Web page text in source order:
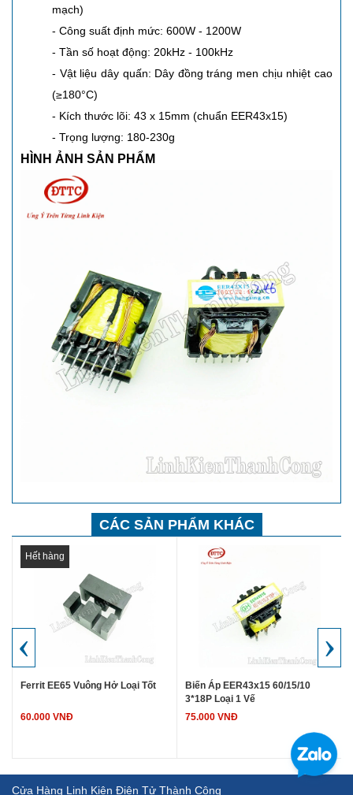
mạch)
- Công suất định mức: 600W - 1200W
- Tần số hoạt động: 20kHz - 100kHz
- Vật liệu dây quấn: Dây đồng tráng men chịu nhiệt cao
(≥180°C)
- Kích thước lõi: 43 x 15mm (chuẩn EER43x15)
- Trọng lượng: 180-230g
HÌNH ẢNH SẢN PHẨM
CÁC SẢN PHẨM KHÁC
Hết hàng
Ferrit EE65 Vuông Hở Loại Tốt
60.000 VNĐ
Biến Áp EER43x15 60/15/10
3*18P Loại 1 Vế
75.000 VNĐ
‹ ›
Cửa Hàng Linh Kiện Điện Tử Thành Công